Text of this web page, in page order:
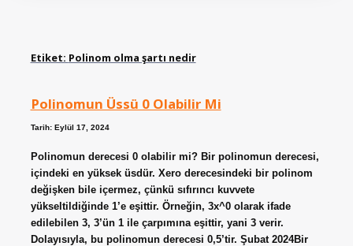
Etiket: Polinom olma şartı nedir
Polinomun Üssü 0 Olabilir Mi
Tarih: Eylül 17, 2024
Polinomun derecesi 0 olabilir mi? Bir polinomun derecesi,
içindeki en yüksek üsdür. Xero derecesindeki bir polinom
değişken bile içermez, çünkü sıfırıncı kuvvete
yükseltildiğinde 1’e eşittir. Örneğin, 3x^0 olarak ifade
edilebilen 3, 3’ün 1 ile çarpımına eşittir, yani 3 verir.
Dolayısıyla, bu polinomun derecesi 0,5’tir. Şubat 2024Bir